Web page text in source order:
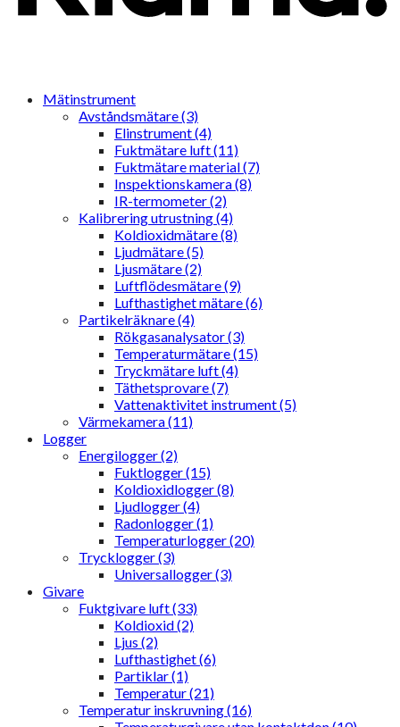
Mätinstrument
Avståndsmätare (3)
Elinstrument (4)
Fuktmätare luft (11)
Fuktmätare material (7)
Inspektionskamera (8)
IR-termometer (2)
Kalibrering utrustning (4)
Koldioxidmätare (8)
Ljudmätare (5)
Ljusmätare (2)
Luftflödesmätare (9)
Lufthastighet mätare (6)
Partikelräknare (4)
Rökgasanalysator (3)
Temperaturmätare (15)
Tryckmätare luft (4)
Täthetsprovare (7)
Vattenaktivitet instrument (5)
Värmekamera (11)
Logger
Energilogger (2)
Fuktlogger (15)
Koldioxidlogger (8)
Ljudlogger (4)
Radonlogger (1)
Temperaturlogger (20)
Trycklogger (3)
Universallogger (3)
Givare
Fuktgivare luft (33)
Koldioxid (2)
Ljus (2)
Lufthastighet (6)
Partiklar (1)
Temperatur (21)
Temperatur inskruvning (16)